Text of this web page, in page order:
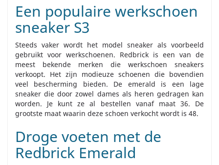
Een populaire werkschoen
sneaker S3
Steeds vaker wordt het model sneaker als voorbeeld
gebruikt voor werkschoenen. Redbrick is een van de
meest bekende merken die werkschoen sneakers
verkoopt. Het zijn modieuze schoenen die bovendien
veel bescherming bieden. De emerald is een lage
sneaker die door zowel dames als heren gedragen kan
worden. Je kunt ze al bestellen vanaf maat 36. De
grootste maat waarin deze schoen verkocht wordt is 48.
Droge voeten met de
Redbrick Emerald